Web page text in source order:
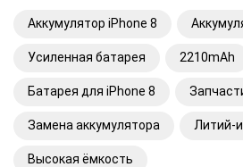
Аккумулятор iPhone 8
Усиленная батарея 2210mAh
Батарея для iPhone 8
Замена аккумулятора Литий-
Высокая ёмкость